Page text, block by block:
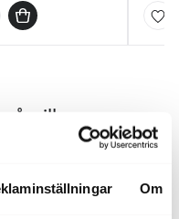
Om
gillar